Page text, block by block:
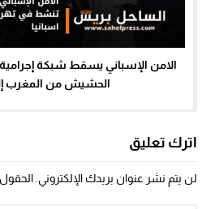
الامن الإسباني يسقط شبكة
الحشيش من المغرب
اترك تعليق
لن يتم نشر عنوان بريدك الإلكتروني. الحقول